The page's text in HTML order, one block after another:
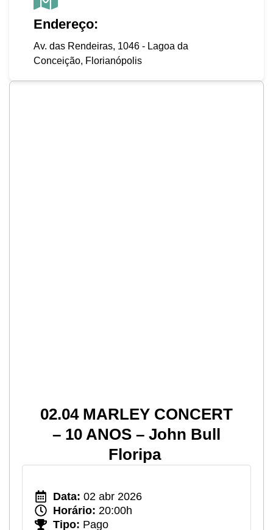
Endereço:
Av. das Rendeiras, 1046 - Lagoa da
Conceição, Florianópolis
02.04 MARLEY CONCERT
– 10 ANOS – John Bull
Floripa
Data: 02 abr 2026
Horário: 20:00h
Tipo: Pago